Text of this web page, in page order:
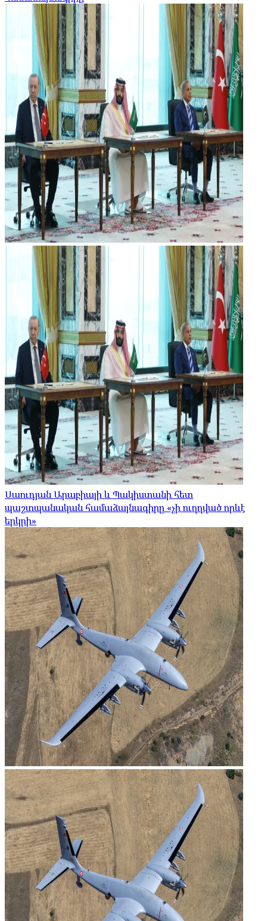
Սաուդյան Արաբիայի և Պակիստանի հետ
պաշտպանական համաձայնագիրը «չի ուղղված որևէ
երկրի»